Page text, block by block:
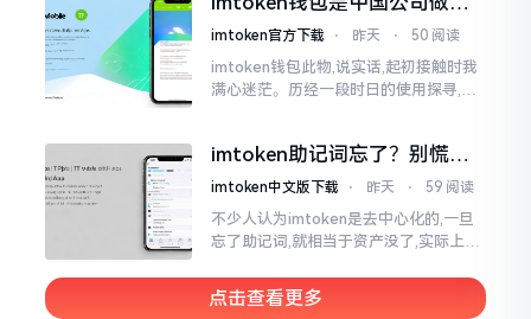
人攻击
吗？一文说清楚
imtoken官方下载 ⋅ 昨天 ⋅ 50 阅读
imtoken钱包此物,说实话,起初接触时我
满心迷茫。历经一段时日的使用探寻,我
李鹏
imtoken助记词忘了？别慌，
这招能救你
imtoken中文版下载 ⋅ 昨天 ⋅ 59 阅读
不少人认为imtoken是去中心化的,一旦
忘了助记词,就相当于资产没了,实际上这
否还存在。假设你的手机没丢,且一直处
于网络连接状态
点击查看更多